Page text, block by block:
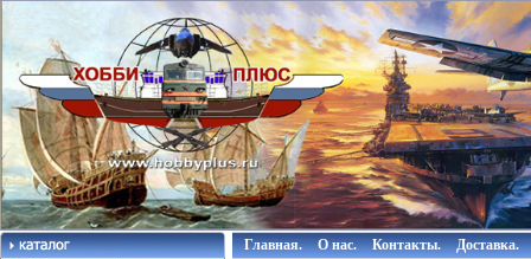
Главная. О нас. Контакты. Доставка.